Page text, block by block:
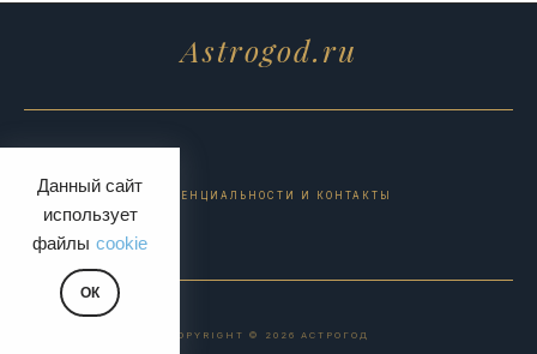
Данный сайт
использует
файлы cookie
ОК
Astrogod.ru
ПОЛИТИКА КОНФИДЕНЦИАЛЬНОСТИ И КОНТАКТЫ
COPYRIGHT © 2026 АСТРОГОД